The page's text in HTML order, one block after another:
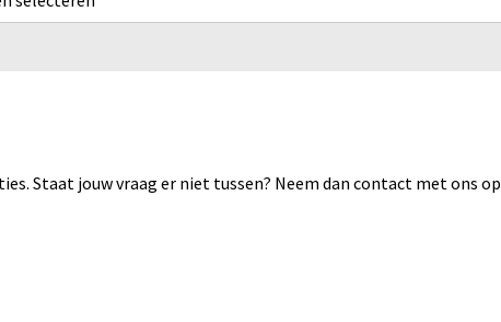
Staat jouw vraag er niet tussen? Neem dan contact met ons op